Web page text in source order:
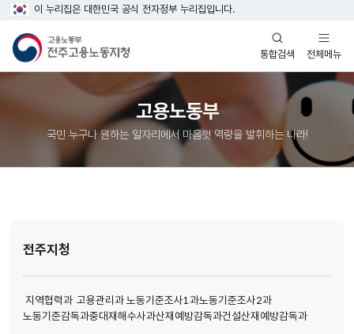
이 누리집은 대한민국 공식 전자정부 누리집입니다.
통합검색
열기
전체메뉴
열기
고용노동부
국민 누구나 원하는 일자리에서 마음껏 역량을 발휘하는 나라!
전주지청
지역협력과 고용관리과 노동기준조사1과노동기준조사2과
노동기준감독과중대재해수사과산재예방감독과건설산재예방감독과